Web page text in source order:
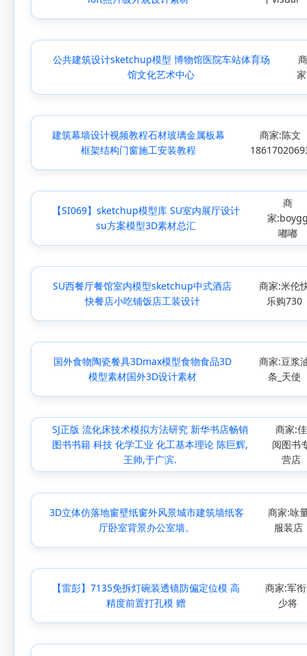
公共建筑设计sketchup模型 博物馆医院车站体育场
馆文化艺术中心
建筑幕墙设计视频教程石材玻璃金属板幕
框架结构门窗施工安装教程
商家:陈文
【SI069】sketchup模型库 SU室内展厅设计
su方案模型3D素材总汇
商
家
嘟嘟
SU西餐厅餐馆室内模型sketchup中式酒店
快餐店小吃铺饭店工装设计
商家:米伦
乐购730
国外食物陶瓷餐具3Dmax模型食物食品3D
模型素材国外3D设计素材
商家:豆浆
条_天使
SJ正版 流化床技术模拟方法研究 新华书店畅销
图书书籍 科技 化学工业 化工基本理论 陈巨辉,
王帅,于广滨.
商家:佳
阅图书
营店
3D立体仿落地窗壁纸窗外风景城市建筑墙纸客
厅卧室背景办公室墙。
商家:咏
服装店
【雷彭】7135免拆灯碗装透镜防偏定位模 高
精度前置打孔模 赠
商家:军
少将